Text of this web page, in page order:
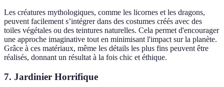
Les créatures mythologiques, comme les licornes et les dragons,
peuvent facilement s’intégrer dans des costumes créés avec des
toiles végétales ou des teintures naturelles. Cela permet d'encourager
une approche imaginative tout en minimisant l'impact sur la planète.
Grâce à ces matériaux, même les détails les plus fins peuvent être
réalisés, donnant un résultat à la fois chic et éthique.
7. Jardinier Horrifique